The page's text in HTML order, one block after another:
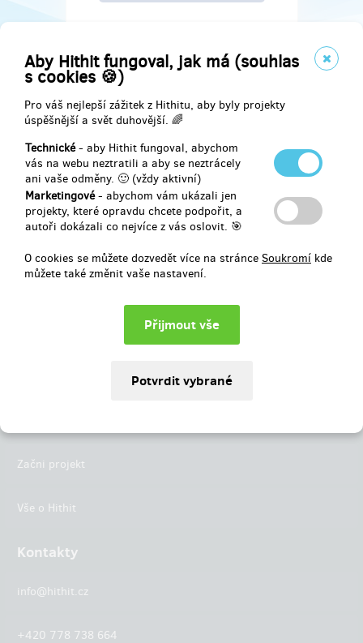
Aby Hithit fungoval, jak má (souhlas
s cookies 🍪)
Pro váš nejlepší zážitek z Hithitu, aby byly projekty
úspěšnější a svět duhovější. 🌈
Technické- aby Hithit fungoval, abychom
vás na webu neztratili a aby se neztrácely
ani vaše odměny. 🙂 (vždy aktivní)
Marketingové- abychom vám ukázali jen
projekty, které opravdu chcete podpořit, a
autoři dokázali co nejvíce z vás oslovit. 🎯
O cookies se můžete dozvedět více na stránce Soukromí kde
můžete také změnit vaše nastavení.
Najdete nás na
Začni projekt
Vše o Hithit
Kontakty
info@hithit.cz
+420 778 738 664